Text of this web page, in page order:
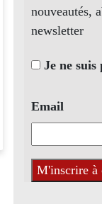
nouveautés,
newsletter
Je ne suis
Email